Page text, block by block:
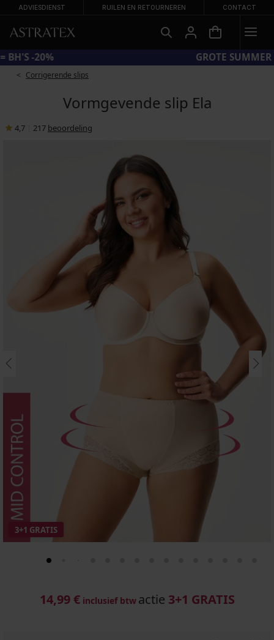
ADVIESDIENST RUILEN EN RETOURNEREN CONTACT
Corrigerende slips
Vormgevende slip Ela
4,7 217 beoordeling
3+1 GRATIS
14,99 € inclusief btw actie 3+1 GRATIS